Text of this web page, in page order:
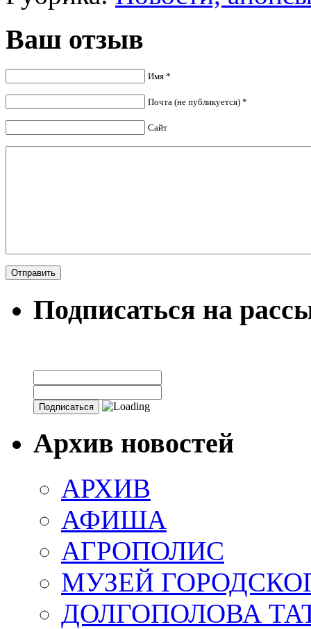
Ваш отзыв
Имя *
Почта (не публикуется) *
Сайт
Подписаться на
Архив новостей
АРХИВ
АФИША
АГРОПОЛИС
МУЗЕЙ
ДОЛГОПОЛОВА